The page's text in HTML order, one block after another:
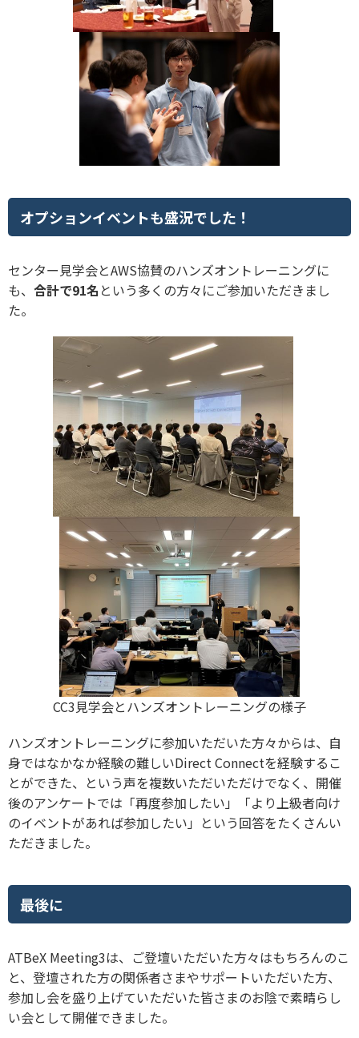
オプションイベントも盛況でした！
センター見学会とAWS協賛のハンズオントレーニングに
も、 合計で91名 という多くの方々にご参加いただきまし
た。
CC3見学会とハンズオントレーニングの様子
ハンズオントレーニングに参加いただいた方々からは、自
身ではなかなか経験の難しいDirect Connectを経験するこ
とができた、という声を複数いただいただけでなく、開催
後のアンケートでは「再度参加したい」「より上級者向け
のイベントがあれば参加したい」という回答をたくさんい
ただきました。
最後に
ATBeX Meeting3は、ご登壇いただいた方々はもちろんのこ
と、登壇された方の関係者さまやサポートいただいた方、
参加し会を盛り上げていただいた皆さまのお陰で素晴らし
い会として開催できました。